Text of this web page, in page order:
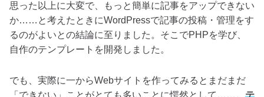
思った以上に大変で、もっと簡単に記事をアップできない
か……と考えたときにWordPressで記事の投稿・管理をす
るのがよいとの結論に至りました。そこでPHPを学び、
自作のテンプレートを開発しました。
でも、実際に一からWebサイトを作ってみるとまだまだ
「できない」ことがとても多いことに愕然として……。 テ